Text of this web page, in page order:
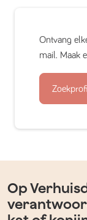
Ontvang
mail. Maak
Op